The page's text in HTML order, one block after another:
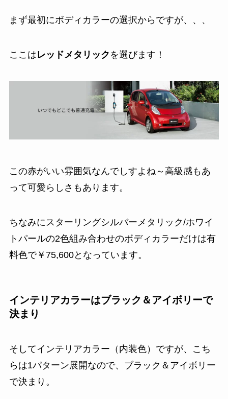
まず最初にボディカラーの選択からですが、、、
ここはレッドメタリック を選びます！
この赤がいい雰囲気なんでしすよね～高級感もあ
って可愛らしさもあります。
ちなみにスターリングシルバーメタリック/ホワイ
トパールの2色組み合わせのボディカラーだけは有
料色で￥75,600となっています。
インテリアカラーはブラック＆アイボリーで
決まり
そしてインテリアカラー（内装色）ですが、こち
らは1パターン展開なので、ブラック＆アイボリー
で決まり。